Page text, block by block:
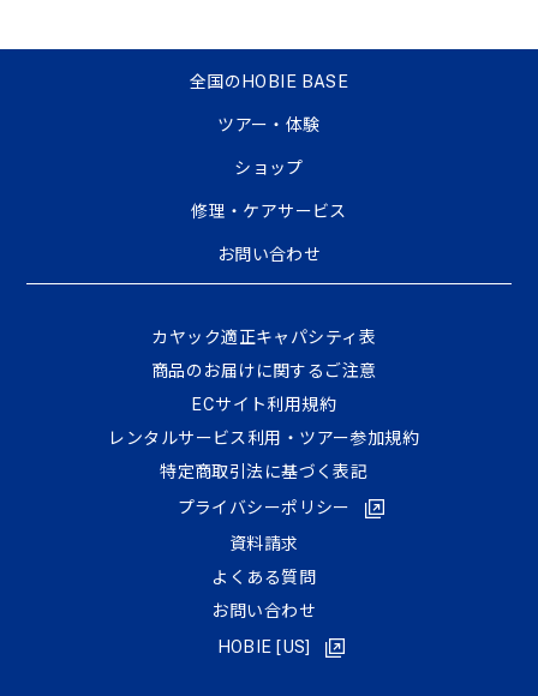
全国のHOBIE BASE
ツアー・体験
ショップ
修理・ケアサービス
お問い合わせ
カヤック適正キャパシティ表
商品のお届けに関するご注意
ECサイト利⽤規約
レンタルサービス利用・ツアー参加規約
特定商取引法に基づく表記
プライバシーポリシー
資料請求
よくある質問
お問い合わせ
HOBIE [US]